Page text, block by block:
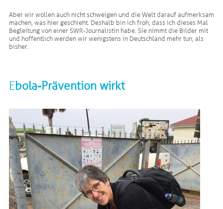
Aber wir wollen auch nicht schweigen und die Welt darauf aufmerksam
machen, was hier geschieht. Deshalb bin ich froh, dass ich dieses Mal
Begleitung von einer SWR-Journalistin habe. Sie nimmt die Bilder mit
und hoffentlich werden wir wenigstens in Deutschland mehr tun, als
bisher.
Ebola-Prävention wirkt